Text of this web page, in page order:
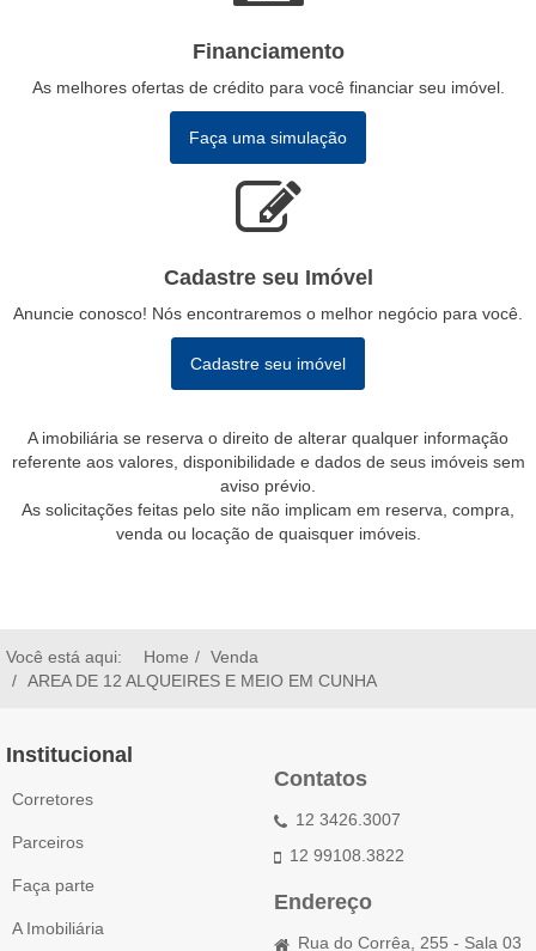
Financiamento
As melhores ofertas de crédito para você financiar seu imóvel.
Faça uma simulação
Cadastre seu Imóvel
Anuncie conosco! Nós encontraremos o melhor negócio para você.
Cadastre seu imóvel
A imobiliária se reserva o direito de alterar qualquer informação
referente aos valores, disponibilidade e dados de seus imóveis sem
aviso prévio.
As solicitações feitas pelo site não implicam em reserva, compra,
venda ou locação de quaisquer imóveis.
Você está aqui: Home
Venda
AREA DE 12 ALQUEIRES E MEIO EM CUNHA
Institucional
Corretores
Parceiros
Faça parte
A Imobiliária
Contatos
12 3426.3007
12 99108.3822
Endereço
Rua do Corrêa, 255 - Sala 03